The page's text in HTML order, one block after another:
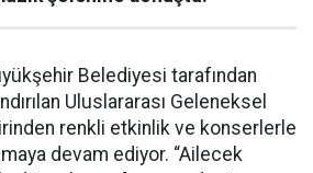
Belediyesi tarafından
Uluslararası Geleneksel
renkli etkinlik ve konserlerle
devam ediyor. “Ailecek